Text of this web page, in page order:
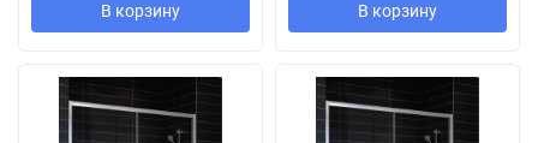
В корзину В корзину